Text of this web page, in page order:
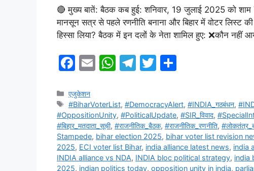
🔴 मुख्य बातें: बैठक कब हुई: शनिवार, 19 जुलाई 2025 को
मानसून सत्र से पहले रणनीति बनाना और बिहार में वोटर लिस्ट
हिस्सा लिया? बैठक में इन दलों के नेता शामिल हुए: ❌कौन नहीं
F
c
e
b
o
o
E
l
W
s
A
p
p
T
gr
a
m
T
er e
Categories
एजुकेशन
Tags
#BiharVoterList,#DemocracyAlert,#INDIA_गठबंधन,
#OppositionUnity, #PoliticalUpdate, #SIR_विवाद,
#बिहार_मतदाता_सूची, #राजनीतिक_बैठक, #राजनीतिक_रणनीति,
Stampede, bihar election 2025, bihar voter list revision
2025, ECI voter list Bihar, india alliance latest news, india
INDIA alliance vs NDA, INDIA bloc political strategy, india
2025, indian politics today, opposition unity in india,